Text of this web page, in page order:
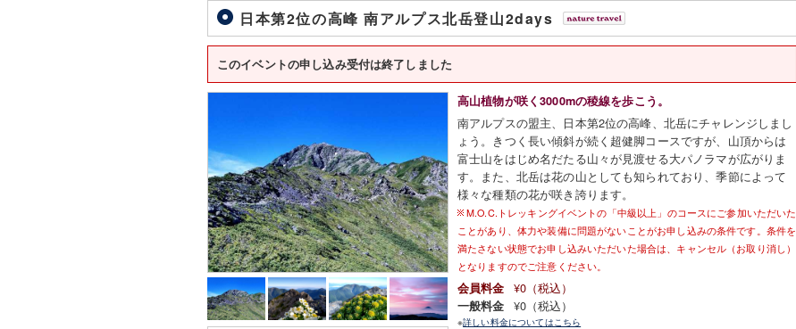
日本第2位の高峰 南アルプス北岳登山2days
このイベントの申し込み受付は終了しました
高山植物が咲く3000mの稜線を歩こう。
南アルプスの盟主、日本第2位の高峰、北岳にチャレンジしまし
ょう。きつく長い傾斜が続く超健脚コースですが、山頂からは
富士山をはじめ名だたる山々が見渡せる大パノラマが広がりま
す。また、北岳は花の山としても知られており、季節によって
様々な種類の花が咲き誇ります。
M.O.C.トレッキングイベントの「中級以上」のコースにご参加いただいた
ことがあり、体力や装備に問題がないことがお申し込みの条件です。条件を
満たさない状態でお申し込みいただいた場合は、キャンセル（お取り消し）
となりますのでご注意ください。
会員料金 ¥0（税込）
一般料金 ¥0（税込）
※詳しい料金についてはこちら